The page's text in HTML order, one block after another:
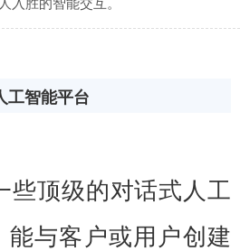
入胜的智能交互。
工智能平台
些顶级的对话式人工
与客户或用户创建